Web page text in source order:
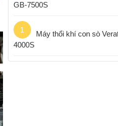
GB-7500S
1
Máy thổi khí con sò
4000S